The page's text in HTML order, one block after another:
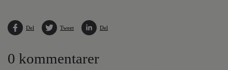
Del Tweet Del
0 kommentarer